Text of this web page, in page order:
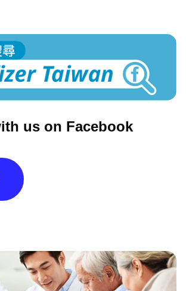
us on Facebook